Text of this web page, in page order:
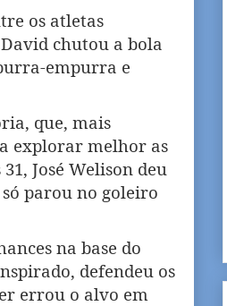
os atletas
chutou a bola
empurra e
que, mais
explorar melhor as
José Welison deu
parou no goleiro
na base do
defendeu os
errou o alvo em